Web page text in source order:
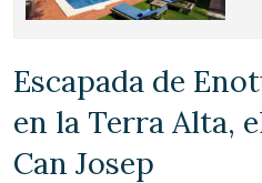
Escapada de
en la Terra Alta,
Can Josep